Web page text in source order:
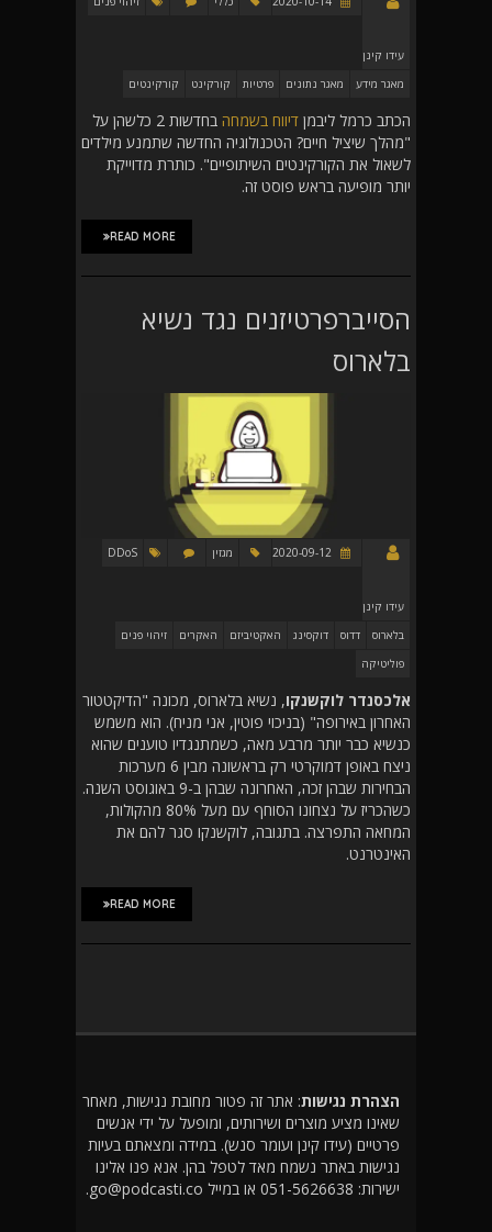
עידו קינן
מאגר מידע מאגר נתונים פרטיות קורקינט קורקינטים
הכתב כרמל ליבמן דיווח בשמחה
בחדשות 2 כלשהן על
"מהלך שיציל חיים? הטכנולוגיה החדשה שתמנע מילדים
לשאול את הקורקינטים השיתופיים". כותרת מדוייקת
יותר מופיעה בראש פוסט זה.
READ MORE
הסייברפרטיזנים נגד נשיא
בלארוס
עידו קינן
מגזין DDoS
בלארוס דדוס דוקסינג האקטיביזם האקרים
זיהוי פנים
פוליטיקה
אלכסנדר לוקשנקו, נשיא בלארוס, מכונה "הדיקטטור
האחרון באירופה" (בניכוי פוטין, אני מניח). הוא משמש
כנשיא כבר יותר מרבע מאה, כשמתנגדיו טוענים שהוא
ניצח באופן דמוקרטי רק בראשונה מבין 6 מערכות
הבחירות שבהן זכה, האחרונה שבהן ב-9 באוגוסט השנה.
כשהכריז על נצחונו הסוחף עם מעל 80% מהקולות,
המחאה התפרצה. בתגובה, לוקשנקו סגר להם את
האינטרנט.
READ MORE
הצהרת נגישות: אתר זה פטור מחובת נגישות, מאחר
שאינו מציע מוצרים ושירותים, ומופעל על ידי אנשים
פרטיים (עידו קינן ועומר סנש). במידה ומצאתם בעיות
נגישות באתר נשמח מאד לטפל בהן. אנא פנו אלינו
ישירות: 051-5626638 או במייל go@podcasti.co.